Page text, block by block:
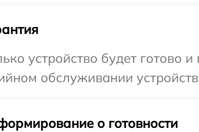
устройство будет готово
обслуживании
о готовности